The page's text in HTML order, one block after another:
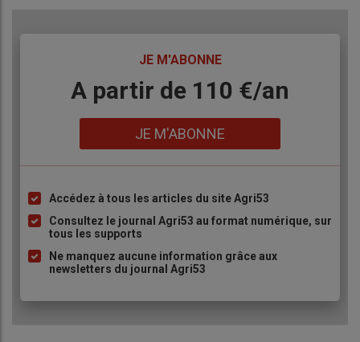
JE M'ABONNE
BodyA partir de 110 €/an
JE M'ABONNE
Liste
à
puce
Accédez à tous les articles du site Agri53
Consultez le journal Agri53 au format numérique, sur
tous les supports
Ne manquez aucune information grâce aux
newsletters du journal Agri53